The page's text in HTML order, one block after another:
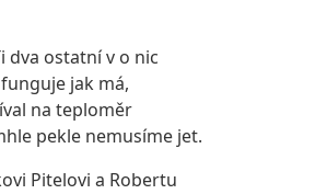
dva ostatní v o nic
jak má,
na teploměr
pekle nemusíme jet.
Pitelovi a Robertu